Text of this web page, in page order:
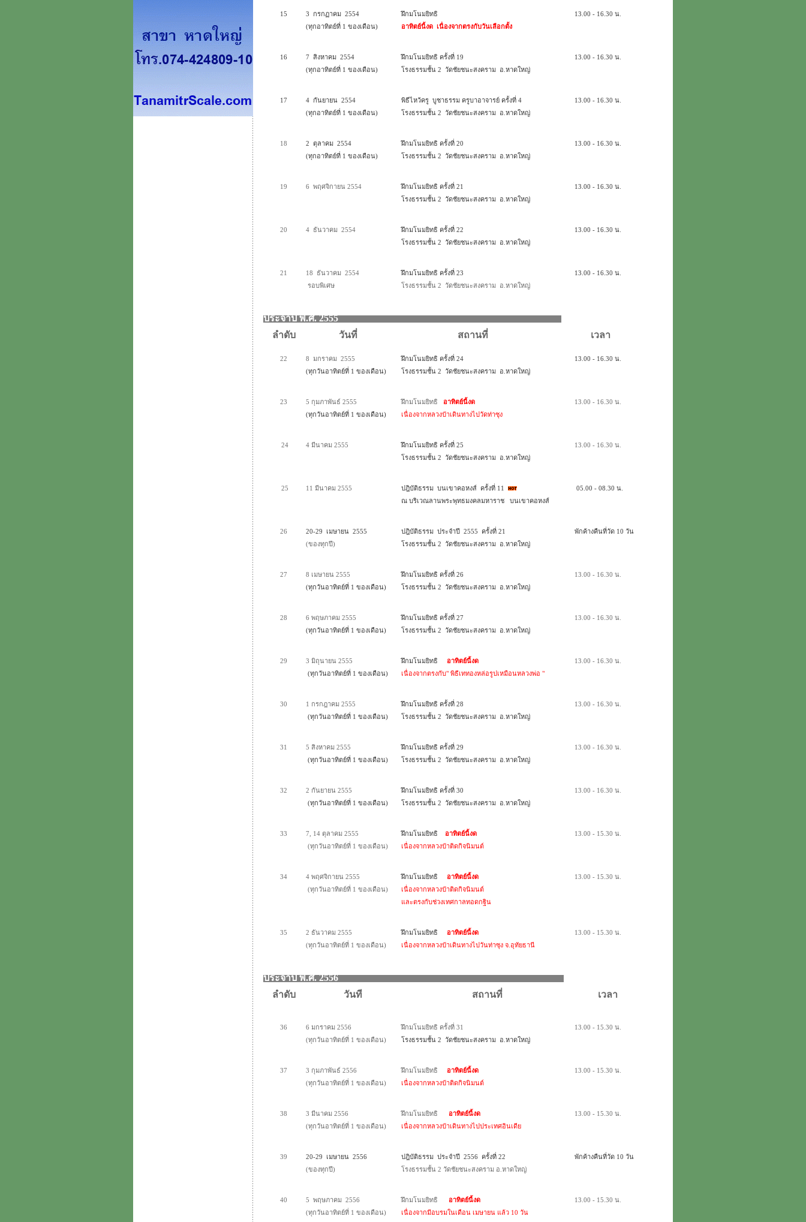
15 3 กรกฏาคม 2554 ฝึกมโนมยิทธิ
13.00 - 16.30 น.
(ทุกอาทิตย์ที่ 1 ของเดือน)
อาทิตย์นี้งด เนื่องจากตรงกับวันเลือกตั้ง
16 7 สิงหาคม 2554 ฝึกมโนมยิทธิ ครั้งที่ 19
13.00 - 16.30 น.
(ทุกอาทิตย์ที่ 1 ของเดือน)
โรงธรรมชั้น 2 วัดชัยชนะสงคราม อ.หาดใหญ่
17 4 กันยายน 2554 พิธีไหว้ครู บูชาธรรม ครูบาอาจารย์ ครั้งที่ 4
13.00 - 16.30 น.
(ทุกอาทิตย์ที่ 1 ของเดือน)
โรงธรรมชั้น 2 วัดชัยชนะสงคราม อ.หาดใหญ่
18 2 ตุลาคม 2554 ฝึกมโนมยิทธิ ครั้งที่ 20
13.00 - 16.30 น.
(ทุกอาทิตย์ที่ 1 ของเดือน)
โรงธรรมชั้น 2 วัดชัยชนะสงคราม อ.หาดใหญ่
19 6 พฤศจิกายน 2554 ฝึกมโนมยิทธิ ครั้งที่ 21
13.00 - 16.30 น.
โรงธรรมชั้น 2 วัดชัยชนะสงคราม อ.หาดใหญ่
20 4 ธันวาคม 2554 ฝึกมโนมยิทธิ ครั้งที่ 22
13.00 - 16.30 น.
โรงธรรมชั้น 2 วัดชัยชนะสงคราม อ.หาดใหญ่
21 18 ธันวาคม 2554 ฝึกมโนมยิทธิ ครั้งที่ 23
13.00 - 16.30 น.
รอบพิเศษ
โรงธรรมชั้น 2 วัดชัยชนะสงคราม อ.หาดใหญ่
ประจำปี พ.ศ. 2555
ลำดับ
วันที่ สถานที่ เวลา
22 8 มกราคม 2555 ฝึกมโนมยิทธิ ครั้งที่ 24
13.00 - 16.30 น.
(ทุกวันอาทิตย์ที่ 1 ของเดือน)
โรงธรรมชั้น 2 วัดชัยชนะสงคราม อ.หาดใหญ่
23 5 กุมภาพันธ์ 2555 ฝึกมโนมยิทธิ อาทิตย์นี้งด
13.00 - 16.30 น.
(ทุกวันอาทิตย์ที่ 1 ของเดือน)
เนื่องจากหลวงป๋าเดินทางไปวัดท่าซุง
24 4 มีนาคม 2555 ฝึกมโนมยิทธิ ครั้งที่ 25
13.00 - 16.30 น.
โรงธรรมชั้น 2 วัดชัยชนะสงคราม อ.หาดใหญ่
25 11 มีนาคม 2555 ปฎิบัติธรรม บนเขาคอหงส์ ครั้งที่ 11
05.00 - 08.30 น.
ณ บริเวณลานพระพุทธมงคลมหาราช บนเขาคอหงส์
26 20-29 เมษายน 2555 ปฎิบัติธรรม ประจำปี 2555 ครั้งที่ 21
พักค้างคืนที่วัด 10 วัน
(ของทุกปี)
โรงธรรมชั้น 2 วัดชัยชนะสงคราม อ.หาดใหญ่
27 8 เมษายน 2555 ฝึกมโนมยิทธิ ครั้งที่ 26
13.00 - 16.30 น.
(ทุกวันอาทิตย์ที่ 1 ของเดือน)
โรงธรรมชั้น 2 วัดชัยชนะสงคราม อ.หาดใหญ่
28 6 พฤษภาคม 2555 ฝึกมโนมยิทธิ ครั้งที่ 27
13.00 - 16.30 น.
(ทุกวันอาทิตย์ที่ 1 ของเดือน)
โรงธรรมชั้น 2 วัดชัยชนะสงคราม อ.หาดใหญ่
29 3 มิถุนายน 2555 ฝึกมโนมยิทธิ อาทิตย์นี้งด
13.00 - 16.30 น.
(ทุกวันอาทิตย์ที่ 1 ของเดือน)
เนื่องจากตรงกับ" พิธีเททองหล่อรูปเหมือนหลวงพ่อ "
30 1 กรกฎาคม 2555 ฝึกมโนมยิทธิ ครั้งที่ 28
13.00 - 16.30 น.
(ทุกวันอาทิตย์ที่ 1 ของเดือน)
โรงธรรมชั้น 2 วัดชัยชนะสงคราม อ.หาดใหญ่
31 5 สิงหาคม 2555 ฝึกมโนมยิทธิ ครั้งที่ 29
13.00 - 16.30 น.
(ทุกวันอาทิตย์ที่ 1 ของเดือน)
โรงธรรมชั้น 2 วัดชัยชนะสงคราม อ.หาดใหญ่
32 2 กันยายน 2555 ฝึกมโนมยิทธิ ครั้งที่ 30
13.00 - 16.30 น.
(ทุกวันอาทิตย์ที่ 1 ของเดือน)
โรงธรรมชั้น 2 วัดชัยชนะสงคราม อ.หาดใหญ่
33 7, 14 ตุลาคม 2555 ฝึกมโนมยิทธิ อาทิตย์นี้งด
13.00 - 15.30 น.
(ทุกวันอาทิตย์ที่ 1 ของเดือน)
เนื่องจากหลวงป๋าติดกิจนิมนต์
34 4 พฤศจิกายน 2555 ฝึกมโนมยิทธิ อาทิตย์นี้งด
13.00 - 15.30 น.
(ทุกวันอาทิตย์ที่ 1 ของเดือน)
เนื่องจากหลวงป๋าติดกิจนิมนต์
และตรงกับช่วงเทศกาลทอดกฐิน
35 2 ธันวาคม 2555 ฝึกมโนมยิทธิ อาทิตย์นี้งด
13.00 - 15.30 น.
(ทุกวันอาทิตย์ที่ 1 ของเดือน)
เนื่องจากหลวงป๋าเดินทางไปวันท่าซุง จ.อุทัยธานี
ประจำปี พ.ศ. 2556
ลำดับ
วันที สถานที่ เวลา
36 6 มกราคม 2556 ฝึกมโนมยิทธิ ครั้งที่ 31
13.00 - 15.30 น.
(ทุกวันอาทิตย์ที่ 1 ของเดือน)
โรงธรรมชั้น 2 วัดชัยชนะสงคราม อ.หาดใหญ่
37 3 กุมภาพันธ์ 2556 ฝึกมโนมยิทธิ อาทิตย์นี้งด
13.00 - 15.30 น.
(ทุกวันอาทิตย์ที่ 1 ของเดือน)
เนื่องจากหลวงป๋าติดกิจนิมนต์
38 3 มีนาคม 2556 ฝึกมโนมยิทธิ อาทิตย์นี้งด
13.00 - 15.30 น.
(ทุกวันอาทิตย์ที่ 1 ของเดือน)
เนื่องจากหลวงป๋าเดินทางไปประเทศอินเดีย
39 20-29 เมษายน 2556 ปฎิบัติธรรม ประจำปี 2556 ครั้งที่ 22
พักค้างคืนที่วัด 10 วัน
(ของทุกปี)
โรงธรรมชั้น 2 วัดชัยชนะสงคราม อ.หาดใหญ่
40 5 พฤษภาคม 2556 ฝึกมโนมยิทธิ อาทิตย์นี้งด
13.00 - 15.30 น.
(ทุกวันอาทิตย์ที่ 1 ของเดือน)
เนื่องจากมีอบรมในเดือน เมษายน แล้ว 10 วัน